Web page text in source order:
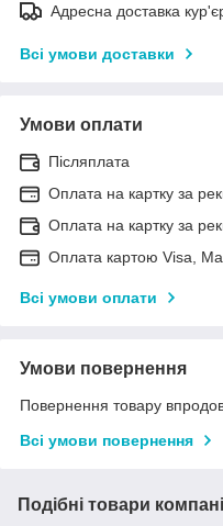
Адресна доставка
Всі умови доставки
Умови оплати
Післяплата
Оплата на картку за
Оплата на картку за
Оплата картою Visa,
Всі умови оплати
Умови повернення
Повернення товару
Всі умови повернення
Подібні товари